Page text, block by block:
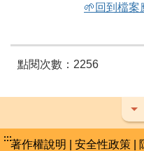
🌱回到檔案
點閱次數：2256
:::著作權說明 安全性政策